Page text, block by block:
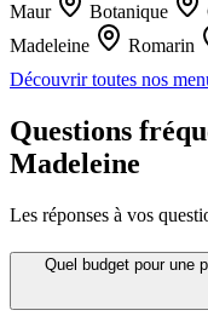
Maur
Botanique
Madeleine
Romarin
Découvrir toutes nos
Questions
Madeleine
Les réponses à vos
Quel budget pour une